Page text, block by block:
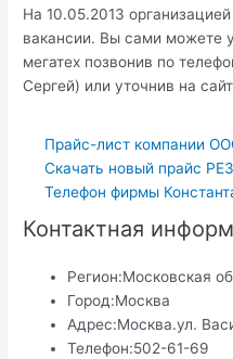
На 10.05.2013
вакансии. Вы сами можете
мегатех позвонив по
Сергей) или уточнив на
Прайс-лист компании
Скачать новый прайс
Телефон фирмы
Контактная
Регион:Московская
Город:Москва
Адрес:Москва.ул.
Телефон:502-61-69